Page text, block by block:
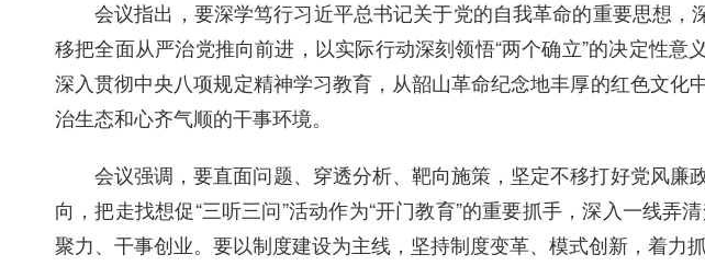
会议指出，要深学笃行习近平总书记关于党的自我革命的重要思想
移把全面从严治党推向前进，以实际行动深刻领悟“两个确立”的决定性
深入贯彻中央八项规定精神学习教育，从韶山革命纪念地丰厚的红色文
治生态和心齐气顺的干事环境。
会议强调，要直面问题、穿透分析、靶向施策，坚定不移打好党风
向，把走找想促“三听三问”活动作为“开门教育”的重要抓手，深入一线
聚力、干事创业。要以制度建设为主线，坚持制度变革、模式创新，着力